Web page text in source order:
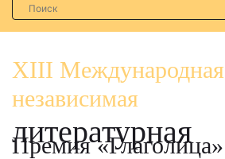
XIII Международная
независимая
литературная
Премия «Глаголица»